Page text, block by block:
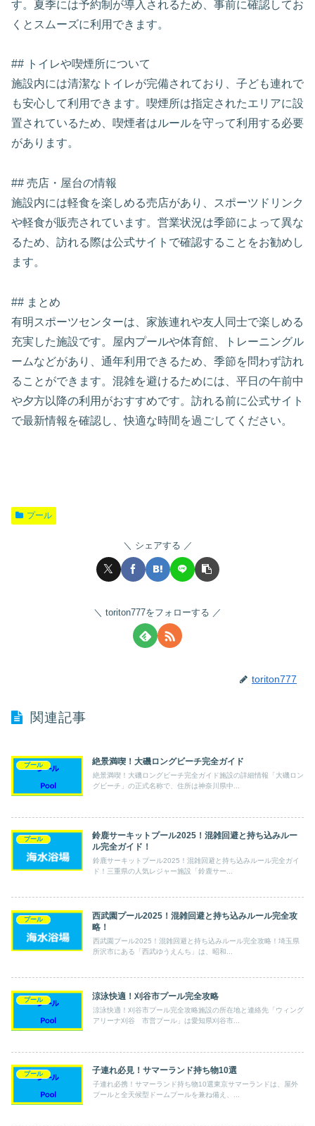
す。夏季には予約制が導入されるため、事前に確認してお
くとスムーズに利用できます。
## トイレや喫煙所について
施設内には清潔なトイレが完備されており、子ども連れで
も安心して利用できます。喫煙所は指定されたエリアに設
置されているため、喫煙者はルールを守って利用する必要
があります。
## 売店・屋台の情報
施設内には軽食を楽しめる売店があり、スポーツドリンク
や軽食が販売されています。営業状況は季節によって異な
るため、訪れる際は公式サイトで確認することをお勧めし
ます。
## まとめ
有明スポーツセンターは、家族連れや友人同士で楽しめる
充実した施設です。屋内プールや体育館、トレーニングル
ームなどがあり、通年利用できるため、季節を問わず訪れ
ることができます。混雑を避けるためには、平日の午前中
や夕方以降の利用がおすすめです。訪れる前に公式サイト
で最新情報を確認し、快適な時間を過ごしてください。
プール
シェアする
toriton777をフォローする
toriton777
関連記事
プール 絶景満喫！大磯ロングビーチ完全ガイド
絶景満喫！大磯ロングビーチ完全ガイド施設の詳細情報「大磯ロン
グビーチ」の正式名称で、住所は神奈川県中...
プール
鈴鹿サーキットプール2025！混雑回避と持ち込みルー
ル完全ガイド！
鈴鹿サーキットプール2025！混雑回避と持ち込みルール完全ガイ
ド！三重県の人気レジャー施設「鈴鹿サー...
プール
西武園プール2025！混雑回避と持ち込みルール完全攻
略！
西武園プール2025！混雑回避と持ち込みルール完全攻略！埼玉県
所沢市にある「西武ゆうえんち」は、昭和...
プール 涼泳快適！刈谷市プール完全攻略
涼泳快適！刈谷市プール完全攻略施設の所在地と連絡先「ウィング
アリーナ刈谷 市営プール」は愛知県刈谷市...
プール 子連れ必見！サマーランド持ち物10選
子連れ必携！サマーランド持ち物10選東京サマーランドは、屋外
プールと全天候型ドームプールを兼ね備え、...